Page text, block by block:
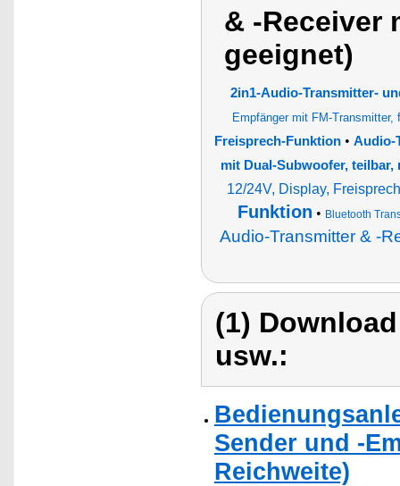
& -Receiver
geeignet)
2in1-Audio-Transmitter-
Empfänger mit FM-Transmitter,
Freisprech-Funktion• Audio-
mit Dual-Subwoofer, teilbar,
12/24V, Display,
Funktion • Bluetooth
Audio-Transmitter & -
(1)
usw.:
Sender und -
Reichweite)